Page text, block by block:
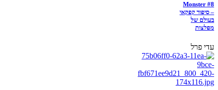
Monster #8
– סיפור קפקאי
בעולם של
מפלצות
עדי פרל